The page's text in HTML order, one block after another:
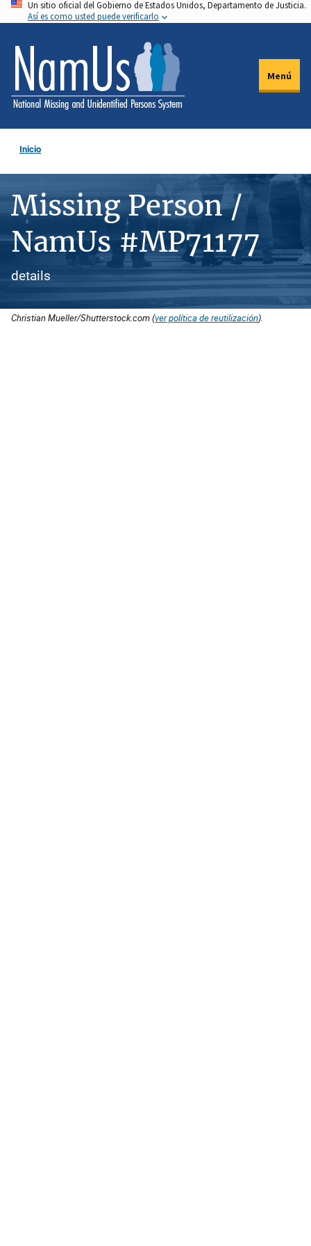
Pasar
al
contenido
principal
Un sitio oficial del Gobierno de Estados Unidos, Departamento de Justicia.
Así es como usted puede verificarlo
Menú
Inicio
Missing Person /
NamUs #MP71177
details
Christian Mueller/Shutterstock.com (ver política de reutilización).